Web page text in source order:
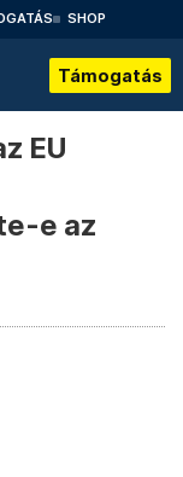
SHOP
Támogatás
EU
e az